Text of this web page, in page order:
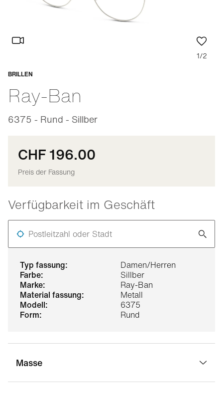
typ fassung:
Damen/Herren
farbe:
Sillber
marke:
Ray-Ban
material fassung:
Metall
modell:
6375
form:
Rund
Masse
1/2
BRILLEN
Ray-Ban
6375 - Rund - Sillber
Anpassbar
CHF 196.00
Preis der Fassung
Verfügbarkeit im Geschäft
Postleitzahl oder Stadt